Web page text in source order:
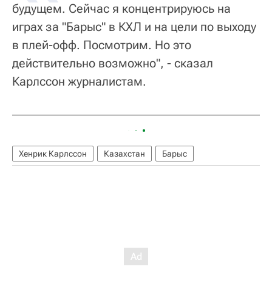
будущем. Сейчас я концентрируюсь на
играх за "Барыс" в КХЛ и на цели по выходу
в плей-офф. Посмотрим. Но это
действительно возможно", - сказал
Карлссон журналистам.
Хенрик Карлссон Казахстан Барыс